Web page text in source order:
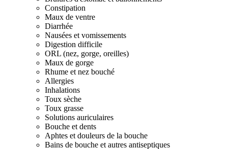
Constipation
Maux de ventre
Diarrhée
Nausées et vomissements
Digestion difficile
ORL (nez, gorge, oreilles)
Maux de gorge
Rhume et nez bouché
Allergies
Inhalations
Toux sèche
Toux grasse
Solutions auriculaires
Bouche et dents
Aphtes et douleurs de la bouche
Bains de bouche et autres antiseptiques